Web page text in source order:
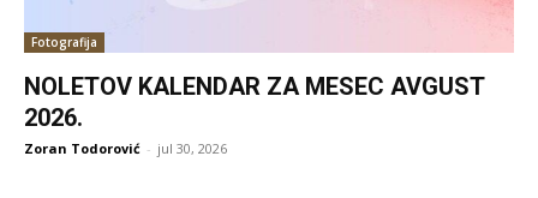
Fotografija
NOLETOV KALENDAR ZA MESEC AVGUST
2026.
Zoran Todorović - jul 30, 2026